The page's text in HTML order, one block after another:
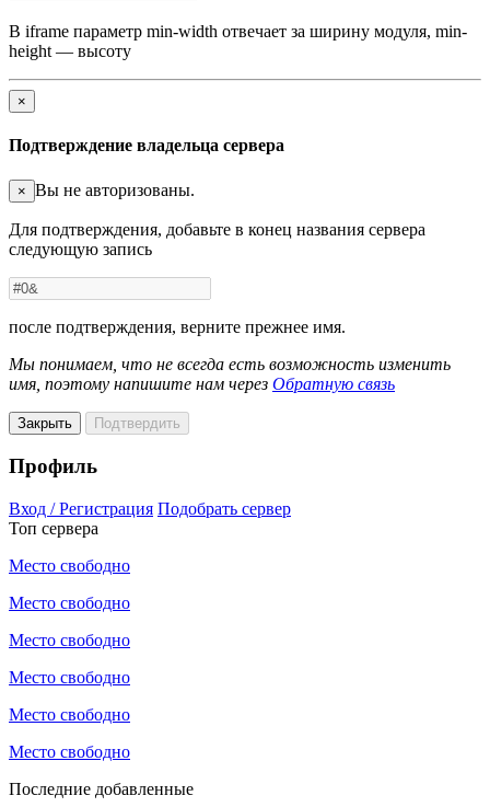
В iframe параметр min-width отвечает за ширину модуля, min-
height — высоту
×
Подтверждение владельца сервера
× Вы не авторизованы.
Для подтверждения, добавьте в конец названия сервера
следующую запись
после подтверждения, верните прежнее имя.
Мы понимаем, что не всегда есть возможность изменить
имя, поэтому напишите нам через Обратную связь
Закрыть Подтвердить
Профиль
Вход / Регистрация Подобрать сервер
Топ сервера
Место свободно
Место свободно
Место свободно
Место свободно
Место свободно
Место свободно
Последние добавленные